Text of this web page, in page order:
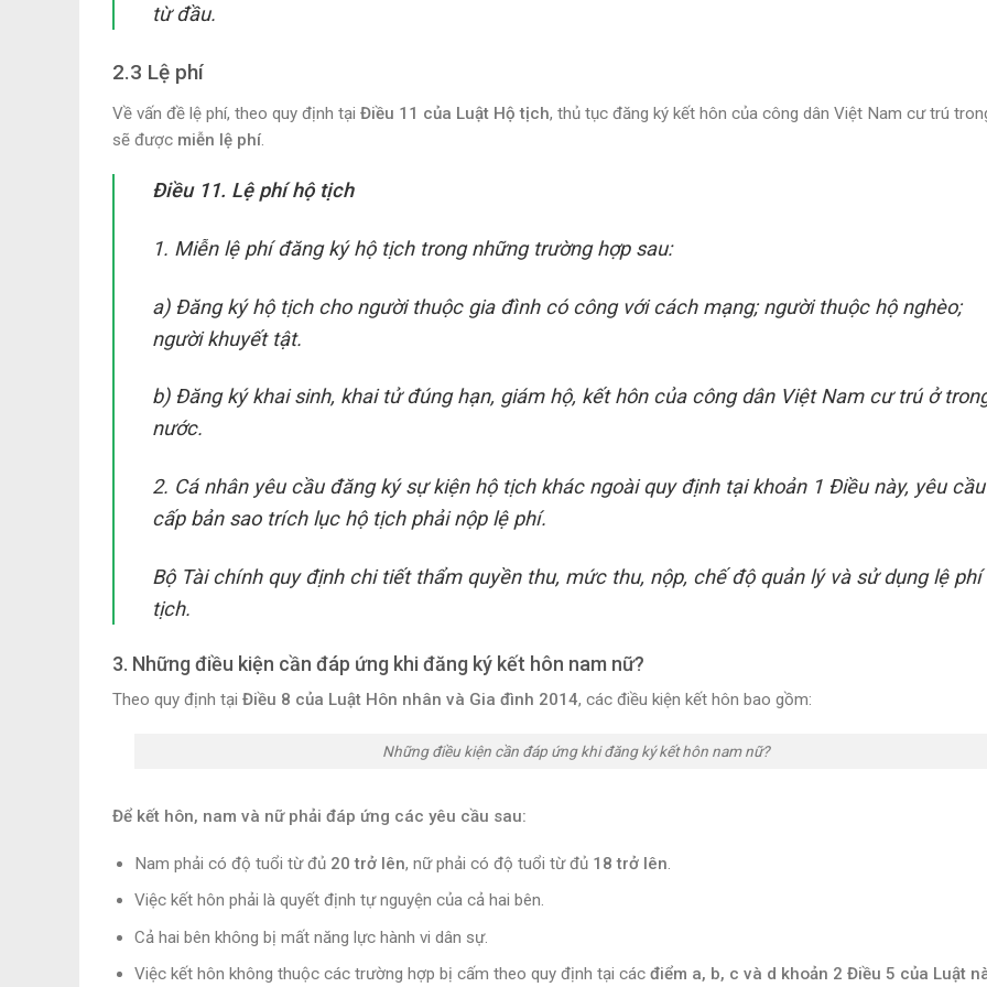
từ đầu.
2.3 Lệ phí
Về vấn đề lệ phí, theo quy định tại Điều 11 của Luật Hộ tịch, thủ tục đăng ký kết hôn của công dân Việt Nam cư trú
sẽ được miễn lệ phí
Điều 11. Lệ phí hộ tịch
1. Miễn lệ phí đăng ký hộ tịch trong những trường hợp sau:
a) Đăng ký hộ tịch cho người thuộc gia đình có công với cách mạng; người thuộc hộ nghèo;
người khuyết tật.
b) Đăng ký khai sinh, khai tử đúng hạn, giám hộ, kết hôn của công dân Việt Nam cư trú ở
nước.
2. Cá nhân yêu cầu đăng ký sự kiện hộ tịch khác ngoài quy định tại khoản 1 Điều này, yêu cầu
cấp bản sao trích lục hộ tịch phải nộp lệ phí.
Bộ Tài chính quy định chi tiết thẩm quyền thu, mức thu, nộp, chế độ quản lý và sử dụng lệ phí
tịch.
3. Những điều kiện cần đáp ứng khi đăng ký kết hôn nam nữ?
Theo quy định tại Điều 8 của Luật Hôn nhân và Gia đình 2014, các điều kiện kết hôn bao gồm:
Những điều kiện cần đáp ứng khi đăng ký kết hôn nam nữ?
Để kết hôn, nam và nữ phải đáp ứng các yêu cầu sau:
Nam phải có độ tuổi từ đủ 20 trở lên, nữ phải có độ tuổi từ đủ 18 trở lên.
Việc kết hôn phải là quyết định tự nguyện của cả hai bên.
Cả hai bên không bị mất năng lực hành vi dân sự.
Việc kết hôn không thuộc các trường hợp bị cấm theo quy định tại các điểm a, b, c và d khoản 2 Điều 5 của Luật